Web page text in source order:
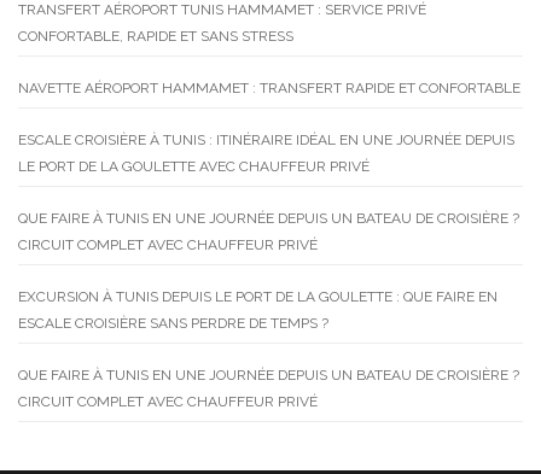
TRANSFERT AÉROPORT TUNIS HAMMAMET : SERVICE PRIVÉ
CONFORTABLE, RAPIDE ET SANS STRESS
NAVETTE AÉROPORT HAMMAMET : TRANSFERT RAPIDE ET CONFORTABLE
ESCALE CROISIÈRE À TUNIS : ITINÉRAIRE IDÉAL EN UNE JOURNÉE DEPUIS
LE PORT DE LA GOULETTE AVEC CHAUFFEUR PRIVÉ
QUE FAIRE À TUNIS EN UNE JOURNÉE DEPUIS UN BATEAU DE CROISIÈRE ?
CIRCUIT COMPLET AVEC CHAUFFEUR PRIVÉ
EXCURSION À TUNIS DEPUIS LE PORT DE LA GOULETTE : QUE FAIRE EN
ESCALE CROISIÈRE SANS PERDRE DE TEMPS ?
QUE FAIRE À TUNIS EN UNE JOURNÉE DEPUIS UN BATEAU DE CROISIÈRE ?
CIRCUIT COMPLET AVEC CHAUFFEUR PRIVÉ